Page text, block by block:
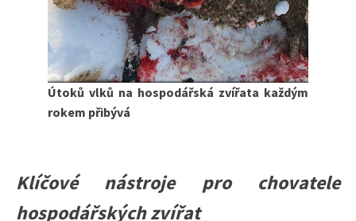
Útoků vlků na hospodářská zvířata každým
rokem přibývá
Klíčové nástroje pro chovatele
hospodářských zvířat